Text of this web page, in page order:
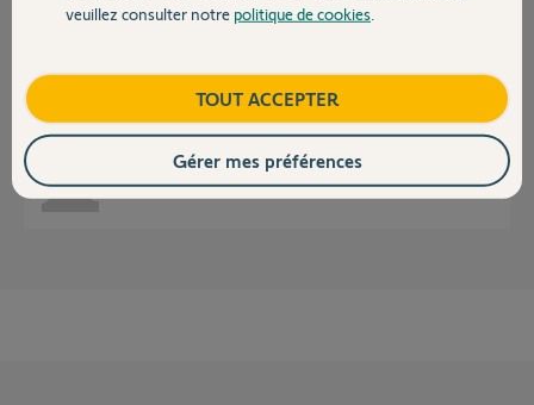
Contact il y a plus de 5 ans
super merci beaucoup pour le retour.
Yousri B. il y a plus de 5 ans
veuillez consulter notre politique de cookies
TOUT ACCEPTER
Gérer mes préférences